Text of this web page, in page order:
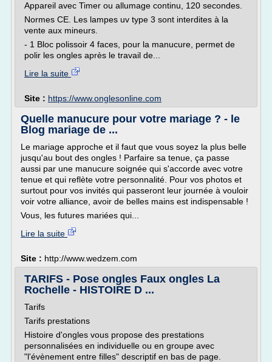
Appareil avec Timer ou allumage continu, 120 secondes.
Normes CE. Les lampes uv type 3 sont interdites à la
vente aux mineurs.
- 1 Bloc polissoir 4 faces, pour la manucure, permet de
polir les ongles après le travail de...
Lire la suite
Site : https://www.onglesonline.com
Quelle manucure pour votre mariage ? - le
Blog mariage de ...
Le mariage approche et il faut que vous soyez la plus belle
jusqu'au bout des ongles ! Parfaire sa tenue, ça passe
aussi par une manucure soignée qui s'accorde avec votre
tenue et qui reflète votre personnalité. Pour vos photos et
surtout pour vos invités qui passeront leur journée à vouloir
voir votre alliance, avoir de belles mains est indispensable !
Vous, les futures mariées qui...
Lire la suite
Site : http://www.wedzem.com
TARIFS - Pose ongles Faux ongles La
Rochelle - HISTOIRE D ...
Tarifs
Tarifs prestations
Histoire d'ongles vous propose des prestations
personnalisées en individuelle ou en groupe avec
"l'évènement entre filles" descriptif en bas de page.